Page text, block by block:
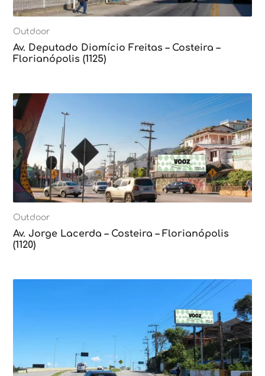
Outdoor
Av. Deputado Diomício Freitas – Costeira –
Florianópolis (1125)
Outdoor
Av. Jorge Lacerda – Costeira – Florianópolis
(1120)